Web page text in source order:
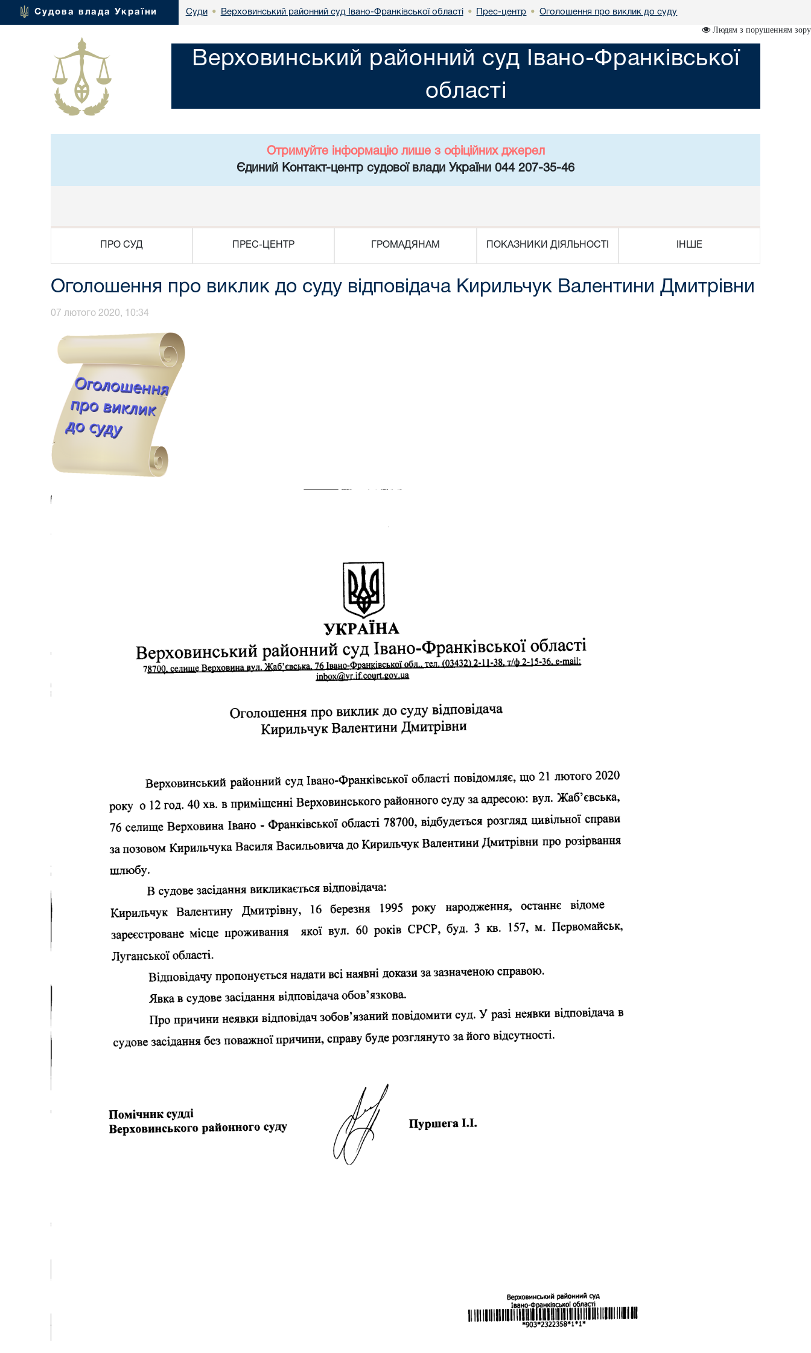
Судова влада України Суди • Верховинський районний суд Івано-Франківської області • Прес-центр • Оголошення про виклик до суду
Людям з порушенням зору
Верховинський районний суд Івано-Франківської
області
Отримуйте інформацію лише з офіційних джерел
Єдиний Контакт-центр судової влади України 044 207-35-46
ПРО СУД ПРЕС-ЦЕНТР ГРОМАДЯНАМ ПОКАЗНИКИ ДІЯЛЬНОСТІ ІНШЕ
Оголошення про виклик до суду відповідача Кирильчук Валентини Дмитрівни
07 лютого 2020, 10:34